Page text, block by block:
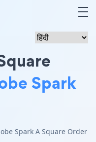
Spark
Adobe Spark A Square Order